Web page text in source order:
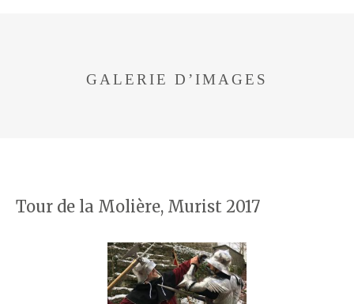
GALERIE D’IMAGES
Tour de la Molière, Murist 2017